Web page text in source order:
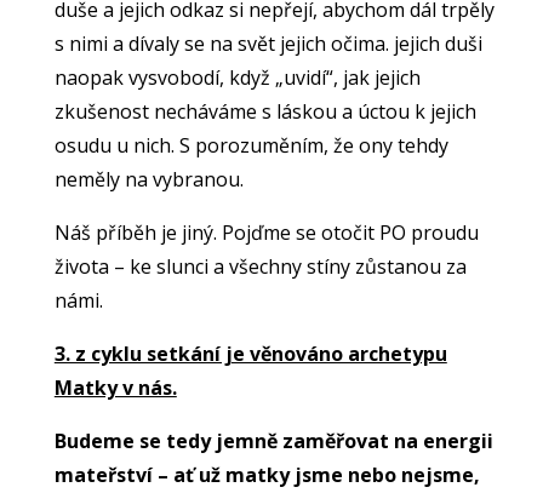
duše a jejich odkaz si nepřejí, abychom dál trpěly
s nimi a dívaly se na svět jejich očima. jejich duši
naopak vysvobodí, když „uvidí“, jak jejich
zkušenost necháváme s láskou a úctou k jejich
osudu u nich. S porozuměním, že ony tehdy
neměly na vybranou.
Náš příběh je jiný. Pojďme se otočit PO proudu
života – ke slunci a všechny stíny zůstanou za
námi.
3. z cyklu setkání je věnováno archetypu
Matky v nás.
Budeme se tedy jemně zaměřovat na energii
mateřství – ať už matky jsme nebo nejsme,